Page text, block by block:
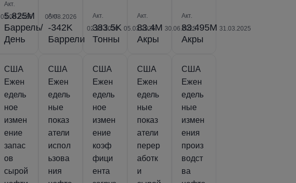
05.08.2026
Акт.
5.825M
Баррель/
День
05.08.2026
Акт.
-342K
Баррели
02.12.2020
Акт.
383.5K
Тонны
05.03.2026
Акт.
83.4M
Акры
30.06.2025
Акт.
83.495M
Акры
31.03.2025
США
Ежен
едель
ное
измен
ение
запас
ов
сырой
США
Ежен
едель
ные
показ
атели
испол
ьзова
ния
США
Ежен
едель
ное
измен
ение
коэф
фици
ента
США
Ежен
едель
ные
показ
атели
перер
аботк
и
США
Ежен
едель
ные
измен
ения
произ
водст
ва